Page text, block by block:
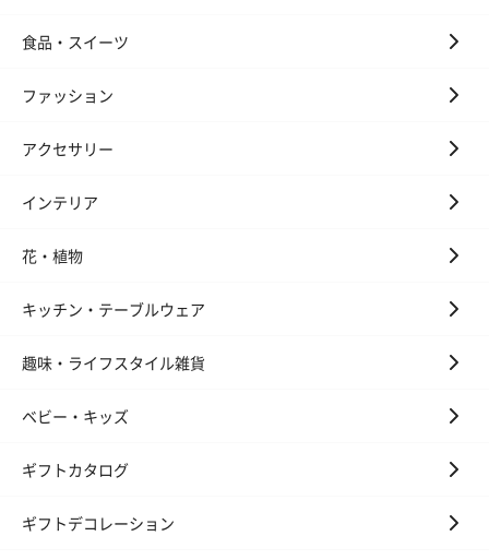
食品・スイーツ
ファッション
アクセサリー
インテリア
花・植物
キッチン・テーブルウェア
趣味・ライフスタイル雑貨
ベビー・キッズ
ギフトカタログ
ギフトデコレーション